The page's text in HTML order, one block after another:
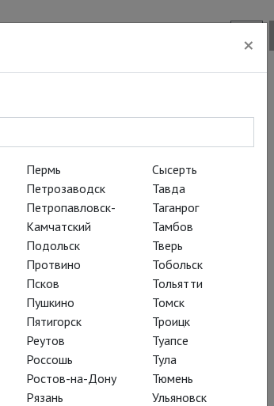
×
Пермь
Петрозаводск
Петропавловск-
Камчатский
Подольск
Протвино
Псков
Пушкино
Пятигорск
Реутов
Россошь
Ростов-на-Дону
Рязань
Сысерть
Тавда
Таганрог
Тамбов
Тверь
Тобольск
Тольятти
Томск
Троицк
Туапсе
Тула
Тюмень
Ульяновск